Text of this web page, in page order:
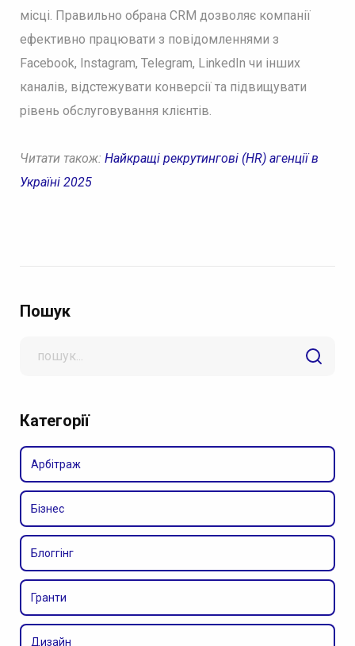
місці. Правильно обрана CRM дозволяє компанії
ефективно працювати з повідомленнями з
Facebook, Instagram, Telegram, LinkedIn чи інших
каналів, відстежувати конверсії та підвищувати
рівень обслуговування клієнтів.
Читати також: Найкращі рекрутингові (HR) агенції в
Україні 2025
Пошук
Категорії
Арбітраж
Бізнес
Блоггінг
Гранти
Дизайн